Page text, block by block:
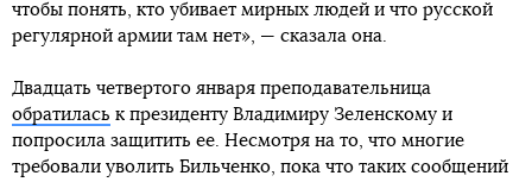
чтобы понять, кто убивает мирных людей и что русской
регулярной армии там нет», — сказала она.
Двадцать четвертого января преподавательница
обратилась к президенту Владимиру Зеленскому и
попросила защитить ее. Несмотря на то, что многие
требовали уволить Бильченко, пока что таких сообщений